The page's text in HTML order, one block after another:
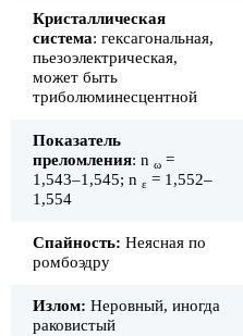
Кристаллическая
система: гексагональная,
пьезоэлектрическая,
может быть
триболюминесцентной
Показатель
преломления: n ω =
1,543–1,545; n ε = 1,552–
1,554
Спайность: Неясная по
ромбоэдру
Излом: Неровный, иногда
раковистый